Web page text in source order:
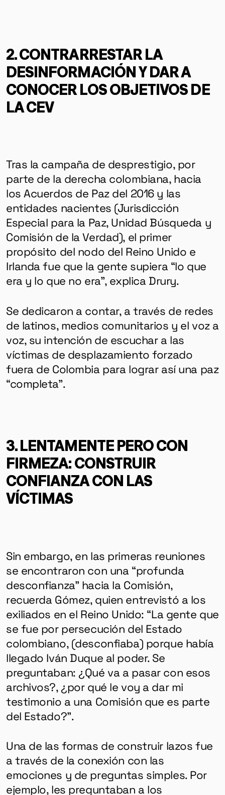
GÉNERO
DERECHOS HUMANOS
2. CONTRARRESTAR LA
DESINFORMACIÓN Y DAR A
CONOCER LOS OBJETIVOS DE
LA CEV
Tras la campaña de desprestigio, por
parte de la derecha colombiana, hacia
los Acuerdos de Paz del 2016 y las
entidades nacientes (Jurisdicción
Especial para la Paz, Unidad Búsqueda y
Comisión de la Verdad), el primer
propósito del nodo del Reino Unido e
Irlanda fue que la gente supiera “lo que
era y lo que no era”, explica Drury.
Se dedicaron a contar, a través de redes
de latinos, medios comunitarios y el voz a
voz, su intención de escuchar a las
víctimas de desplazamiento forzado
fuera de Colombia para lograr así una paz
“completa”.
3. LENTAMENTE PERO CON
FIRMEZA: CONSTRUIR
CONFIANZA CON LAS
VÍCTIMAS
Sin embargo, en las primeras reuniones
se encontraron con una “profunda
desconfianza” hacia la Comisión,
recuerda Gómez, quien entrevistó a los
exiliados en el Reino Unido: “La gente que
se fue por persecución del Estado
colombiano, (desconfiaba) porque había
llegado Iván Duque al poder. Se
preguntaban: ¿Qué va a pasar con esos
archivos?, ¿por qué le voy a dar mi
testimonio a una Comisión que es parte
del Estado?”.
Una de las formas de construir lazos fue
a través de la conexión con las
emociones y de preguntas simples. Por
ejemplo, les preguntaban a los